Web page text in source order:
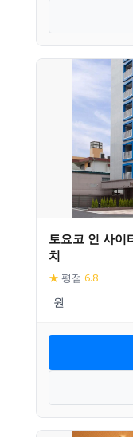
토요코 인 사이
치
★ 평점 6.8